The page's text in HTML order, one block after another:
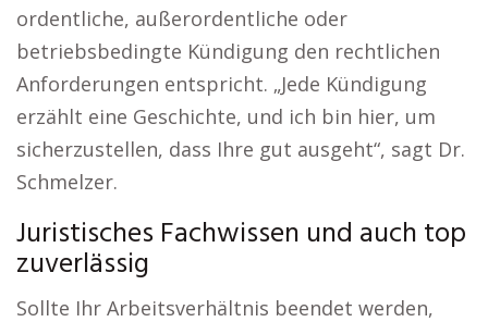
ordentliche, außerordentliche oder
betriebsbedingte Kündigung den rechtlichen
Anforderungen entspricht. „Jede Kündigung
erzählt eine Geschichte, und ich bin hier, um
sicherzustellen, dass Ihre gut ausgeht“, sagt Dr.
Schmelzer.
Juristisches Fachwissen und auch top
zuverlässig
Sollte Ihr Arbeitsverhältnis beendet werden,